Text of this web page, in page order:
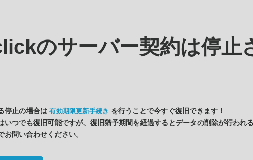
のサーバー契約は停止
停止の場合は 有効期限更新手続き を行うことで今すぐ復旧できます！
いつでも復旧可能ですが、復旧猶予期間を経過するとデータの削除が行われ
お問い合わせください。